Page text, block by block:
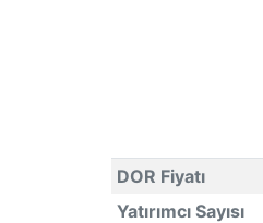
DOR Fiyatı
Yatırımcı Sayısı